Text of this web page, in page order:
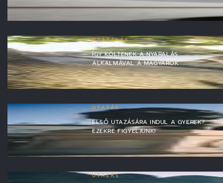
NYARALÁS
ÍGY KÖLTENEK A NYARALÁS
ALKALMÁVAL A MAGYAROK
UTAZÁS
ELSŐ UTAZÁSÁRA INDUL A GYEREK?
EZEKRE FIGYELJÜNK!
UTAZÁS